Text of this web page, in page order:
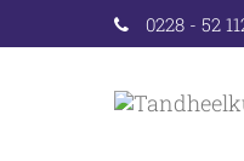
0228 - 52